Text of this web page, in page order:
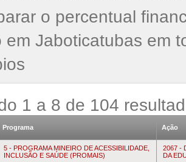
o percentual
em Jaboticatubas em
1 a 8 de 104
Programa Ação
5 - PROGRAMA MINEIRO DE ACESSIBILIDADE,
INCLUSÃO E SAÚDE (PROMAIS)
2067 -
DA